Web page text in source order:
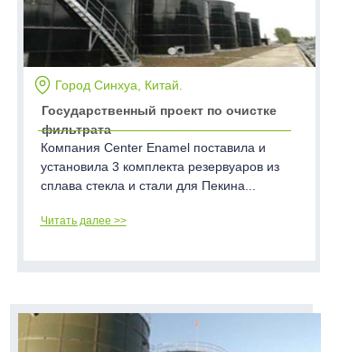
Город Синхуа, Китай.
Государственный проект по очистке
фильтрата
Компания Center Enamel поставила и
установила 3 комплекта резервуаров из
сплава стекла и стали для Пекина...
Читать далее >>